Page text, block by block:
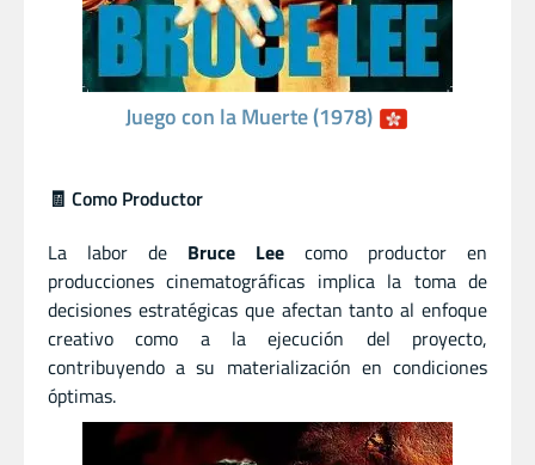
Juego con la Muerte (1978)
🧾 Como Productor
La labor de Bruce Lee como productor en
producciones cinematográficas implica la toma de
decisiones estratégicas que afectan tanto al enfoque
creativo como a la ejecución del proyecto,
contribuyendo a su materialización en condiciones
óptimas.